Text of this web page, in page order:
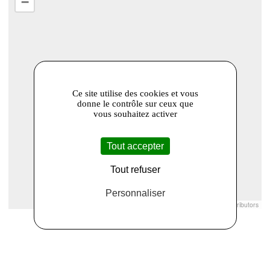
contributors
Ce site utilise des cookies et vous
donne le contrôle sur ceux que
vous souhaitez activer
Tout accepter
Tout refuser
Personnaliser